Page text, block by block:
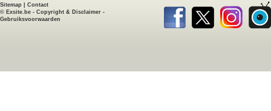
Sitemap
Contact
© Exsite.be - Copyright & Disclaimer -
Gebruiksvoorwaarden